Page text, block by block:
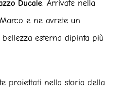
Ducale. Arrivate nella
e ne avrete un
esterna dipinta più
proiettati nella storia della